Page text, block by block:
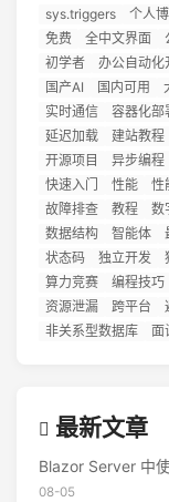
sys.triggers
个人
免费
全中文界面
初学者
办公自动化
国产AI
国内可用
实时通信
容器化部
延迟加载
建站教程
开源项目
异步编程
快速入门
性能 性
故障排查
教程 数
数据结构
智能体
状态码
独立开发
算力竞赛
编程技巧
资源泄漏
跨平台
非关系型数据库
面
最新文章
08-05